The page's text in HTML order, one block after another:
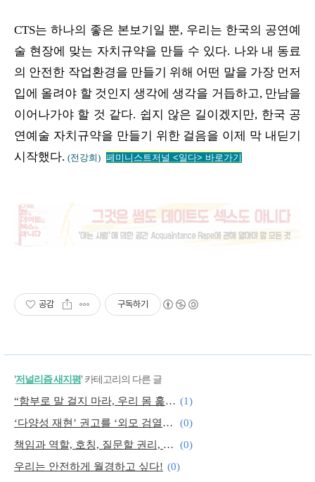
CTS는 하나의 좋은 본보기일 뿐, 우리는 한국의 공연예
술 현장에 맞는 자치규약을 만들 수 있다. 나와 내 동료
의 안전한 작업환경을 만들기 위해 어떤 말을 가장 먼저
입에 올려야 할 것인지 생각에 생각을 거듭하고, 만남을
이어나가야 할 것 같다. 쉽지 않은 길이겠지만, 한국 공
연예술 자치규약을 만들기 위한 걸음을 이제 막 내딛기
시작했다. (전강희) 페미니스트저널 <일다> 바로가기
공감 구독하기
'저널리즘 새지평' 카테고리의 다른 글
“함부로 말 걸지 마라, 우리 몸 훑어보지 마” (1)
‘다양성 재현’ 권고를 ‘외모 검열’이라며 반발하는 당신에게
(0)
책임과 역할, 호칭, 질문할 권리, 소통의 방법 명시하자
(0)
우리는 안전하게 월경하고 싶다! (0)